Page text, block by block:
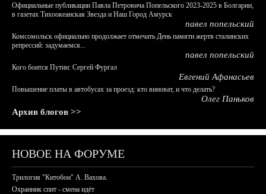
Официальные публикации Павла Петровича Попельского 2023-2025 в Болгарии,
в газетах Тихоокеанская Звезда и Наш Город Амурск
павел попельский
Комсомольск официально продолжает отмечать День памяти жертв сталинских
репрессий: задумаемся...
павел попельский
Кого боится Путин: Сергей Фургал
Евгений Афанасьев
Повышение платы в автобусах за проезд: кто виноват, и что делать?
Олег Паньков
Архив блогов >>
НОВОЕ НА ФОРУМЕ
Трилогия "Китобои" А. Вахова.
Охранник спит - смена идёт